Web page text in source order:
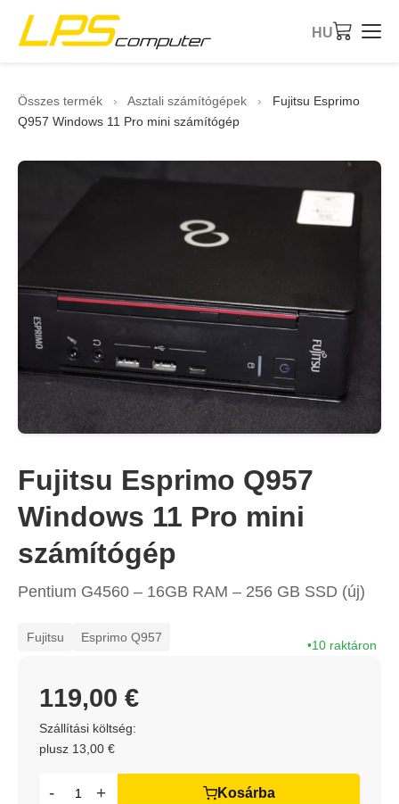
HU
eBay bolt
Összes termék › Asztali számítógépek ›
Fujitsu Esprimo
Q957 Windows 11 Pro mini számítógép
Fujitsu Esprimo Q957
Windows 11 Pro mini
számítógép
Pentium G4560 – 16GB RAM – 256 GB SSD (új)
Fujitsu Esprimo Q957
10 raktáron
Szállítási költség:
plusz 13,00 €
119,00 €
- + Kosárba